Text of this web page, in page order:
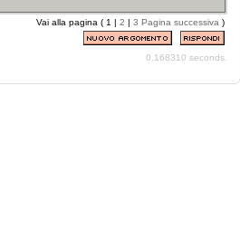
Vai alla pagina ( 1 | 2 | 3 Pagina successiva )
0.168310 seconds.